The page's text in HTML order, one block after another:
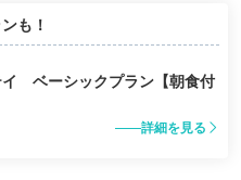
も！
イ ベーシックプラン【朝食付
詳細を見る